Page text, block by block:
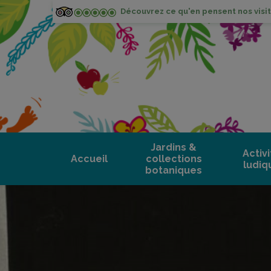
Découvrez ce qu'en pensent nos
Accueil
Jardins &
collections
botaniques